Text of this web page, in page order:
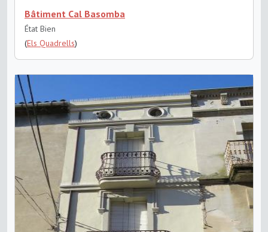
Bâtiment Cal Basomba
État Bien
(Els Quadrells)